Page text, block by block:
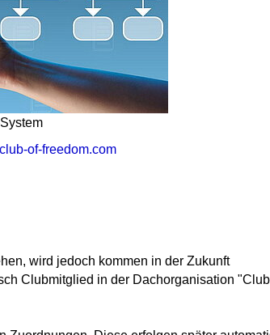
of-freedom.com
wird jedoch kommen in der Zukunft
Clubmitglied in der Dachorganisation